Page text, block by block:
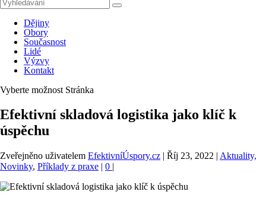
Dějiny
Obory
Současnost
Lidé
Výzvy
Kontakt
Vyberte možnost Stránka
Efektivní skladová logistika jako klíč k
úspěchu
Zveřejněno uživatelem EfektivníÚspory.cz | Říj 23, 2022 | Aktuality,
Novinky, Příklady z praxe | 0 |